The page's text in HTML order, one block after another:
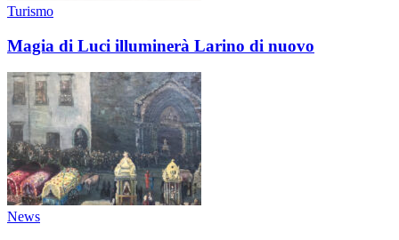
Turismo
Magia di Luci illuminerà Larino di nuovo
News